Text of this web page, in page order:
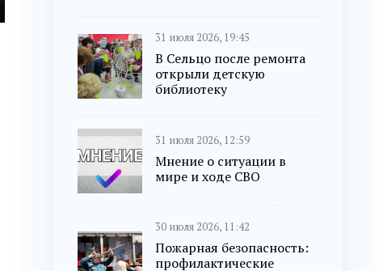
31 июля 2026, 19:45
В Сельцо после ремонта
открыли детскую
библиотеку
31 июля 2026, 12:59
Мнение о ситуации в
мире и ходе СВО
30 июля 2026, 11:42
Пожарная безопасность:
профилактические